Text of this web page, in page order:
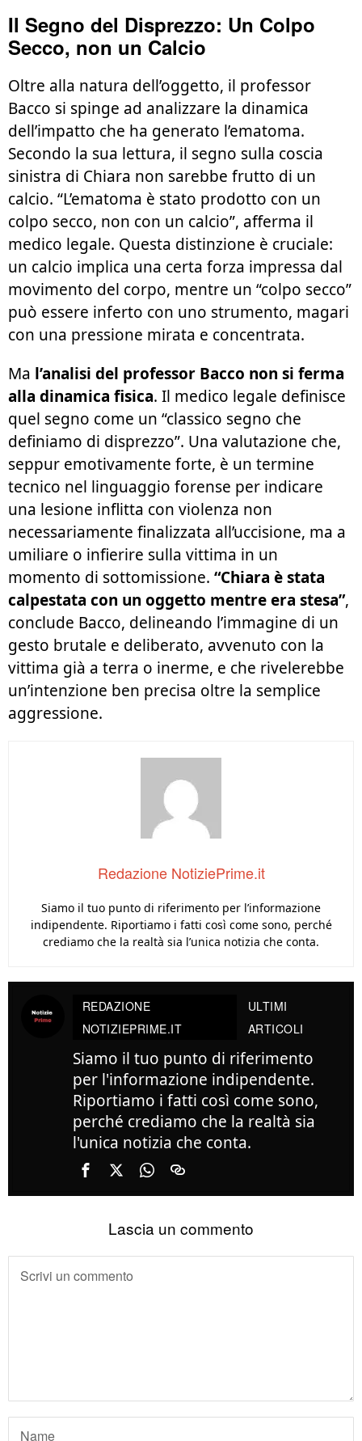
Il Segno del Disprezzo: Un Colpo
Secco, non un Calcio
Oltre alla natura dell’oggetto, il professor
Bacco si spinge ad analizzare la dinamica
dell’impatto che ha generato l’ematoma.
Secondo la sua lettura, il segno sulla coscia
sinistra di Chiara non sarebbe frutto di un
calcio. “L’ematoma è stato prodotto con un
colpo secco, non con un calcio”, afferma il
medico legale. Questa distinzione è cruciale:
un calcio implica una certa forza impressa dal
movimento del corpo, mentre un “colpo secco”
può essere inferto con uno strumento, magari
con una pressione mirata e concentrata.
Ma l’analisi del professor Bacco non si ferma
alla dinamica fisica. Il medico legale definisce
quel segno come un “classico segno che
definiamo di disprezzo”. Una valutazione che,
seppur emotivamente forte, è un termine
tecnico nel linguaggio forense per indicare
una lesione inflitta con violenza non
necessariamente finalizzata all’uccisione, ma a
umiliare o infierire sulla vittima in un
momento di sottomissione. “Chiara è stata
calpestata con un oggetto mentre era stesa”,
conclude Bacco, delineando l’immagine di un
gesto brutale e deliberato, avvenuto con la
vittima già a terra o inerme, e che rivelerebbe
un’intenzione ben precisa oltre la semplice
aggressione.
Redazione NotiziePrime.it
Siamo il tuo punto di riferimento per l’informazione
indipendente. Riportiamo i fatti così come sono, perché
crediamo che la realtà sia l’unica notizia che conta.
REDAZIONE
NOTIZIEPRIME.IT
ULTIMI
ARTICOLI
Siamo il tuo punto di riferimento
per l'informazione indipendente.
Riportiamo i fatti così come sono,
perché crediamo che la realtà sia
l'unica notizia che conta.
Lascia un commento